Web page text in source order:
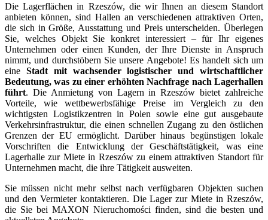
Die Lagerflächen in Rzeszów, die wir Ihnen an diesem Standort
anbieten können, sind Hallen an verschiedenen attraktiven Orten,
die sich in Größe, Ausstattung und Preis unterscheiden. Überlegen
Sie, welches Objekt Sie konkret interessiert – für Ihr eigenes
Unternehmen oder einen Kunden, der Ihre Dienste in Anspruch
nimmt, und durchstöbern Sie unsere Angebote! Es handelt sich um
eine Stadt mit wachsender logistischer und wirtschaftlicher
Bedeutung, was zu einer erhöhten Nachfrage nach Lagerhallen
führt. Die Anmietung von Lagern in Rzeszów bietet zahlreiche
Vorteile, wie wettbewerbsfähige Preise im Vergleich zu den
wichtigsten Logistikzentren in Polen sowie eine gut ausgebaute
Verkehrsinfrastruktur, die einen schnellen Zugang zu den östlichen
Grenzen der EU ermöglicht. Darüber hinaus begünstigen lokale
Vorschriften die Entwicklung der Geschäftstätigkeit, was eine
Lagerhalle zur Miete in Rzeszów zu einem attraktiven Standort für
Unternehmen macht, die ihre Tätigkeit ausweiten.
Sie müssen nicht mehr selbst nach verfügbaren Objekten suchen
und den Vermieter kontaktieren. Die Lager zur Miete in Rzeszów,
die Sie bei MAXON Nieruchomości finden, sind die besten und